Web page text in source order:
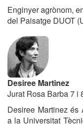
Enginyer agrònom,
del Paisatge DUOT
Desiree Martinez
Jurat Rosa Barba 7 i
Desiree Martinez és
a la Universitat